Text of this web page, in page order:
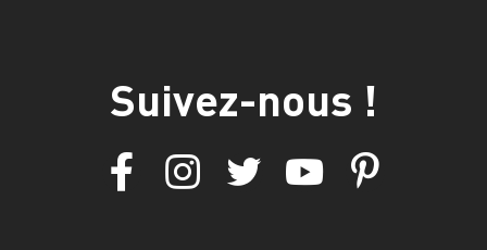
Suivez-nous !